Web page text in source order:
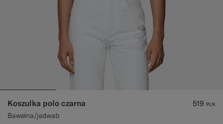
Koszulka polo czarna
Bawełna/jedwab
519 PLN